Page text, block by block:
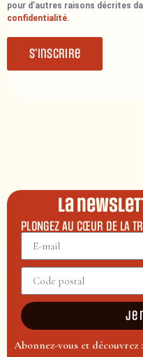
pour d’autres raisons décrites
confidentialité.
S’inscrire
La
PLONGEZ AU CŒUR DE LA
Je
Abonnez-vous et découvrez :